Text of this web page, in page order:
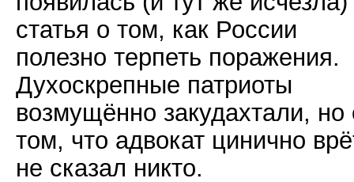
статья о том, как России
полезно терпеть поражения.
Духоскрепные патриоты
возмущённо закудахтали, но
том, что адвокат цинично
не сказал никто.